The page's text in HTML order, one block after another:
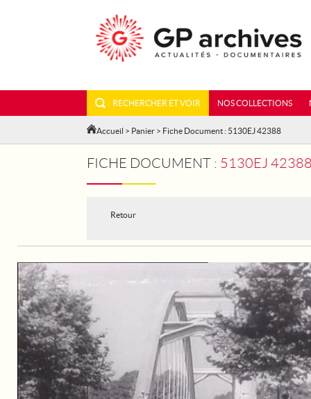
RECHERCHER ET VOIR NOS COLLECTIONS
Accueil > Panier > Fiche Document : 5130EJ 42388
FICHE DOCUMENT : 5130EJ 42388 -
Retour